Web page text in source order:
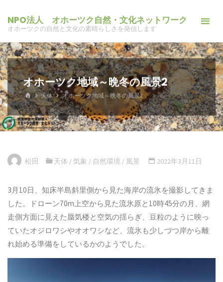
ン
ツ
へ
ス
キ
ッ
プ
NPO法人 オホーツク自然・文化ネットワーク
オホーツクの自然と文化の素晴らしさを発信します
オホーツク地域～晩冬の風景2
ホ
ー
ム
天体 オホーツク地域～晩冬の風景2
松田 天体 / 気象 / 自然環境 / 風景 2022年3月11日
3月10日、知床半島斜里側から見た海岸の流氷を撮影してきま
した。ドローン70m上空から見た流氷原と10時45分の月、網
走側方面に見えた蜃気楼と空気の揺らぎ、豆粒のように映っ
ていたオジロワシやオオワシなど、流氷も少しづつ岸から離
れ始める準備をしているかのようでした。